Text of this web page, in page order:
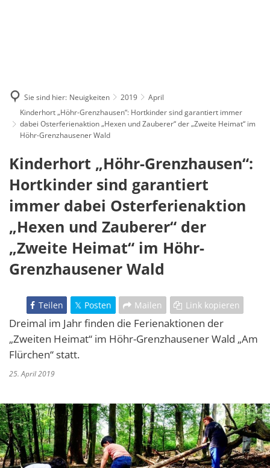
Sie sind hier: Neuigkeiten 2019
April
Kinderhort „Höhr-Grenzhausen“: Hortkinder sind garantiert immer
dabei Osterferienaktion „Hexen und Zauberer“ der „Zweite Heimat“ im
Höhr-Grenzhausener Wald
Kinderhort „Höhr-Grenzhausen“:
Hortkinder sind garantiert
immer dabei Osterferienaktion
„Hexen und Zauberer“ der
„Zweite Heimat“ im Höhr-
Grenzhausener Wald
Teilen Posten Mailen Link kopieren
Dreimal im Jahr finden die Ferienaktionen der
„Zweiten Heimat“ im Höhr-Grenzhausener Wald „Am
Flürchen“ statt.
25. April 2019